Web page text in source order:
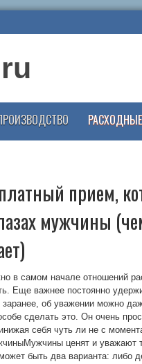
прием,
мужчины
в самом начале отношений
Еще важнее постоянно
заранее, об уважении можно
сделать это. Он очень
себя чуть ли не с
ценят и уважают
быть два варианта: либо